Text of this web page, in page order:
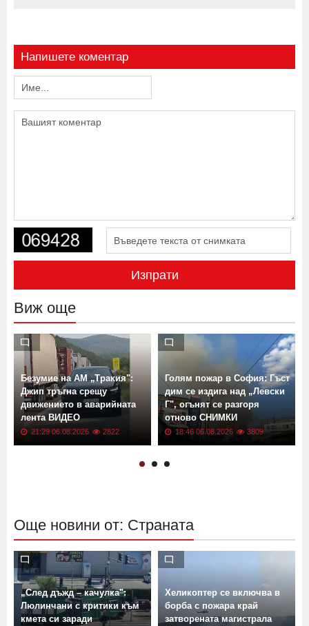
Напишете коментар
Изпрати
Виж още
Безумие на АМ „Тракия":
Джип тръгна срещу
движението в аварийната
лента ВИДЕО
21:29 06.08.2026 2822
Голям пожар в София: Гъст
дим се издига над „Левски
Г", огънят се разгоря
отново СНИМКИ
18:46 06.08.2026 3809
Още новини от: Страната
„След дъжд – качулка":
Люлинчани с критики към
кмета си заради
Хеликоптер се включва в
борба с пожара край
затворената магистрала